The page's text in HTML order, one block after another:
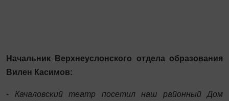
Начальник Верхнеуслонского отдела образования
Вилен Касимов:
- Качаловский театр посетил наш районный Дом